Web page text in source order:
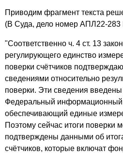
Приводим фрагмент текста
(В Суда, дело номер АПЛ22-283
"Соответственно ч. 4 ст. 13
регулирующего единство
поверки счётчиков
сведениями относительно
поверки. Эти сведения введены
Федеральный
обеспечивающий единые
Поэтому сейчас итоги поверки
подтверждены данными об
счётчиков, которые включат